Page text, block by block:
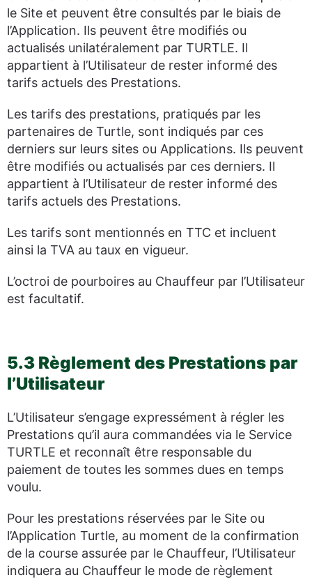
le Site et peuvent être consultés par le biais de
l’Application. Ils peuvent être modifiés ou
actualisés unilatéralement par TURTLE. Il
appartient à l’Utilisateur de rester informé des
tarifs actuels des Prestations.
Les tarifs des prestations, pratiqués par les
partenaires de Turtle, sont indiqués par ces
derniers sur leurs sites ou Applications. Ils peuvent
être modifiés ou actualisés par ces derniers. Il
appartient à l’Utilisateur de rester informé des
tarifs actuels des Prestations.
Les tarifs sont mentionnés en TTC et incluent
ainsi la TVA au taux en vigueur.
L’octroi de pourboires au Chauffeur par l’Utilisateur
est facultatif.
5.3 Règlement des Prestations par
l’Utilisateur
L’Utilisateur s’engage expressément à régler les
Prestations qu’il aura commandées via le Service
TURTLE et reconnaît être responsable du
paiement de toutes les sommes dues en temps
voulu.
Pour les prestations réservées par le Site ou
l’Application Turtle, au moment de la confirmation
de la course assurée par le Chauffeur, l’Utilisateur
indiquera au Chauffeur le mode de règlement